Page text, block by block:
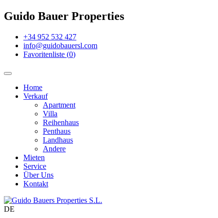
Guido Bauer Properties
+34 952 532 427
info@guidobauersl.com
Favoritenliste (0)
Home
Verkauf
Apartment
Villa
Reihenhaus
Penthaus
Landhaus
Andere
Mieten
Service
Über Uns
Kontakt
DE